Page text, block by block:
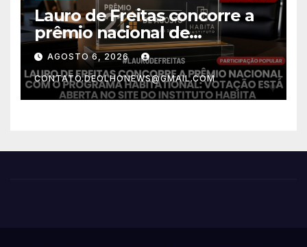
Lauro de Freitas concorre a
prêmio nacional de
habitação com o projeto “Tá
Rebocado”; votação está
aberta
AGOSTO 6, 2026
CONTATO.DEOLHONEWS@GMAIL.COM